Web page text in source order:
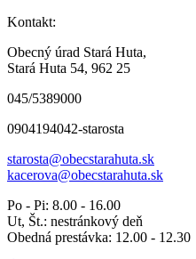
Kontakt:
Obecný úrad Stará Huta,
Stará Huta 54, 962 25
045/5389000
0904194042-starosta
starosta@obecstarahuta.sk
kacerova@obecstarahuta.sk
Po - Pi: 8.00 - 16.00
Ut, Št.: nestránkový deň
Obedná prestávka: 12.00 - 12.30